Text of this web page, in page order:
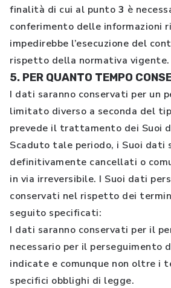
finalità di cui al punto 3 è
conferimento delle informazioni
impedirebbe l’esecuzione del
rispetto della normativa vigente.
5. PER QUANTO TEMPO
I dati saranno conservati per un
limitato diverso a seconda del
prevede il trattamento dei Suoi
Scaduto tale periodo, i Suoi dati
definitivamente cancellati o
in via irreversibile. I Suoi dati
conservati nel rispetto dei
seguito specificati:
I dati saranno conservati per il
necessario per il perseguimento
indicate e comunque non oltre i
specifici obblighi di legge.